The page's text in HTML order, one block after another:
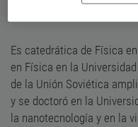
Es catedrática de Física
en Física en la
de la Unión Soviética
y se doctoró en la
la nanotecnología y en la